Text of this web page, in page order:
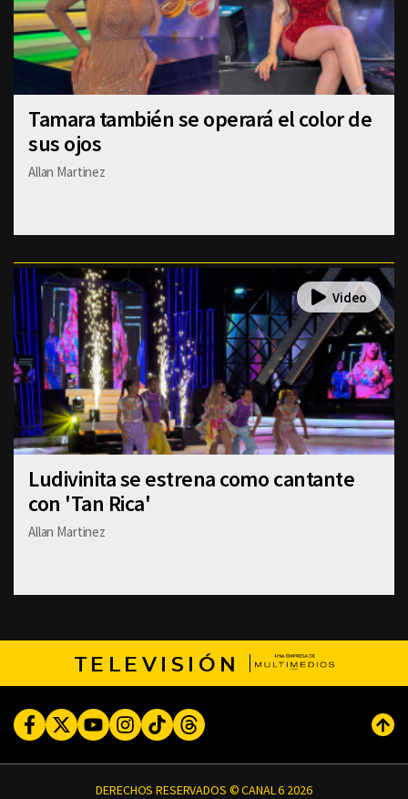
Tamara también se operará el color de
sus ojos
Allan Martinez
Ludivinita se estrena como cantante
con 'Tan Rica'
Allan Martinez
TELEVISIÓN
FacebookTwitterYoutubeInstagram
TikTokThreads
DERECHOS RESERVADOS © CANAL 6 2026